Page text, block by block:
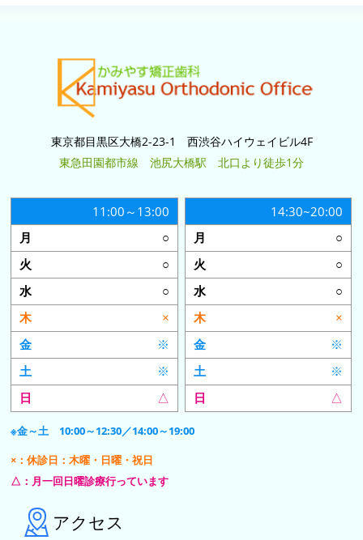
東京都目黒区大橋2-23-1 西渋谷ハイウェイビル4F
東急田園都市線 池尻大橋駅 北口より徒歩1分
11:00～13:00
○
○
○
×
※
※
△
14:30~20:00
○
○
○
×
※
※
△
※金～土 10:00～12:30／14:00～19:00
×：休診日：木曜・日曜・祝日
△：月一回日曜診療行っています
アクセス